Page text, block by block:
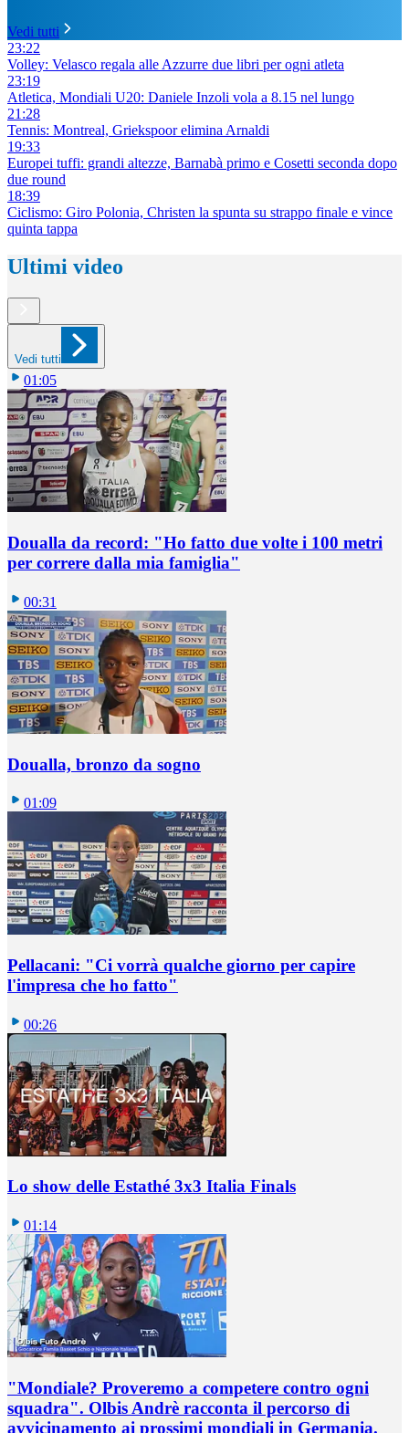
Vedi tutti
23:22
Volley: Velasco regala alle Azzurre due libri per ogni atleta
23:19
Atletica, Mondiali U20: Daniele Inzoli vola a 8.15 nel lungo
21:28
Tennis: Montreal, Griekspoor elimina Arnaldi
19:33
Europei tuffi: grandi altezze, Barnabà primo e Cosetti seconda dopo
due round
18:39
Ciclismo: Giro Polonia, Christen la spunta su strappo finale e vince
quinta tappa
Ultimi video
Vedi tutti
01:05
Doualla da record: "Ho fatto due volte i 100 metri
per correre dalla mia famiglia"
00:31
Doualla, bronzo da sogno
01:09
Pellacani: "Ci vorrà qualche giorno per capire
l'impresa che ho fatto"
00:26
Lo show delle Estathé 3x3 Italia Finals
01:14
"Mondiale? Proveremo a competere contro ogni
squadra". Olbis Andrè racconta il percorso di
avvicinamento ai prossimi mondiali in Germania.